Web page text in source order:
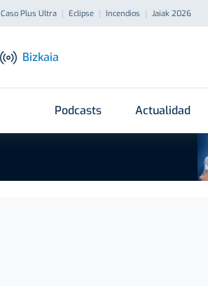
Caso Plus Ultra Eclipse Incendios Jaiak 2026
Bizkaia
Podcasts Actualidad